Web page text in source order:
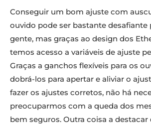
Conseguir um bom ajuste com
ouvido pode ser bastante desafiante
gente, mas graças ao design dos
temos acesso a variáveis de ajuste
Graças a ganchos flexíveis para os
dobrá-los para apertar e aliviar o
fazer os ajustes corretos, não há
preocuparmos com a queda dos
bem seguros. Outra coisa a destacar